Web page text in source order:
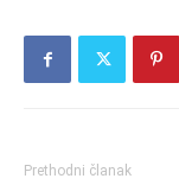
Prethodni članak